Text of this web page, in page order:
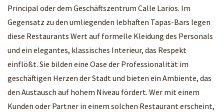
Principal oder dem Geschäftszentrum Calle Larios. Im
Gegensatz zu den umliegenden lebhaften Tapas-Bars legen
diese Restaurants Wert auf formelle Kleidung des Personals
und ein elegantes, klassisches Interieur, das Respekt
einflößt. Sie bilden eine Oase der Professionalität im
geschäftigen Herzen der Stadt und bieten ein Ambiente, das
den Austausch auf hohem Niveau fördert. Wer mit einem
Kunden oder Partner in einem solchen Restaurant erscheint,